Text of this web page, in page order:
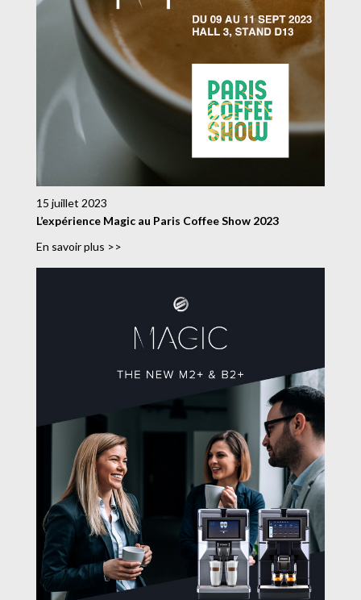
15 juillet 2023
L’expérience Magic au Paris Coffee Show 2023
En savoir plus >>